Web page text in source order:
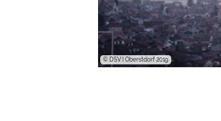
© DSV I Oberstdorf 2019